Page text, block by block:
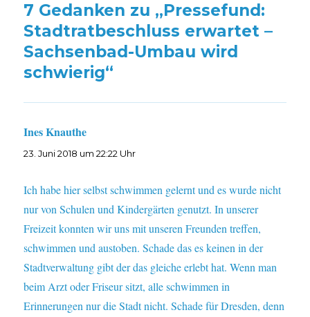
7 Gedanken zu „Pressefund:
Stadtratbeschluss erwartet –
Sachsenbad-Umbau wird
schwierig“
Ines Knauthe
23. Juni 2018 um 22:22 Uhr
Ich habe hier selbst schwimmen gelernt und es wurde nicht
nur von Schulen und Kindergärten genutzt. In unserer
Freizeit konnten wir uns mit unseren Freunden treffen,
schwimmen und austoben. Schade das es keinen in der
Stadtverwaltung gibt der das gleiche erlebt hat. Wenn man
beim Arzt oder Friseur sitzt, alle schwimmen in
Erinnerungen nur die Stadt nicht. Schade für Dresden, denn